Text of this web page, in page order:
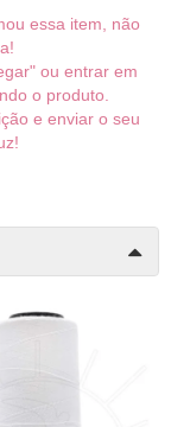
essa item, não
ou entrar em
o produto.
e enviar o seu